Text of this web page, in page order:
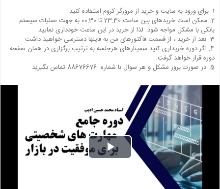
1. برای ورود به سایت و خرید از مرورگر کروم استفاده کنید
2. ممکن است خریدهای بین ساعت 23:30 تا 00:30 به جهت عملیات سیستم
بانکی با مشکل مواجه شود. لذا از خرید در این ساعت خودداری نمایید
3. بعد از خرید ، از قسمت فاکتورهای من به فایلها دسترسی خواهید داشت
4. اگر دوره خریداری کنید سمینارهای هرجلسه به ترتیب برگزاری در همان صفحه
دوره قرار خواهد گرفت.
5. در صورت بروز مشکل و هر سوال با شماره 88676676 تماس بگیرید
Play